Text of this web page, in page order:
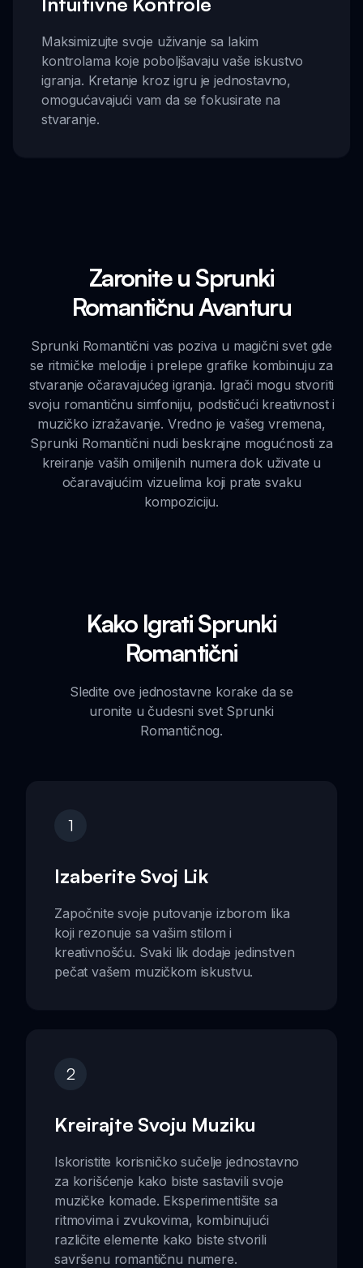
Maksimizujte svoje uživanje sa lakim
kontrolama koje poboljšavaju vaše iskustvo
igranja. Kretanje kroz igru je jednostavno,
omogućavajući vam da se fokusirate na
stvaranje.
Zaronite u Sprunki
Romantičnu Avanturu
Sprunki Romantični vas poziva u magični svet gde
se ritmičke melodije i prelepe grafike kombinuju za
stvaranje očaravajućeg igranja. Igrači mogu stvoriti
svoju romantičnu simfoniju, podstičući kreativnost i
muzičko izražavanje. Vredno je vašeg vremena,
Sprunki Romantični nudi beskrajne mogućnosti za
kreiranje vaših omiljenih numera dok uživate u
očaravajućim vizuelima koji prate svaku
kompoziciju.
Kako Igrati Sprunki
Romantični
Sledite ove jednostavne korake da se
uronite u čudesni svet Sprunki
Romantičnog.
1
Izaberite Svoj Lik
Započnite svoje putovanje izborom lika
koji rezonuje sa vašim stilom i
kreativnošću. Svaki lik dodaje jedinstven
pečat vašem muzičkom iskustvu.
2
Kreirajte Svoju Muziku
Iskoristite korisničko sučelje jednostavno
za korišćenje kako biste sastavili svoje
muzičke komade. Eksperimentišite sa
ritmovima i zvukovima, kombinujući
različite elemente kako biste stvorili
savršenu romantičnu numere.